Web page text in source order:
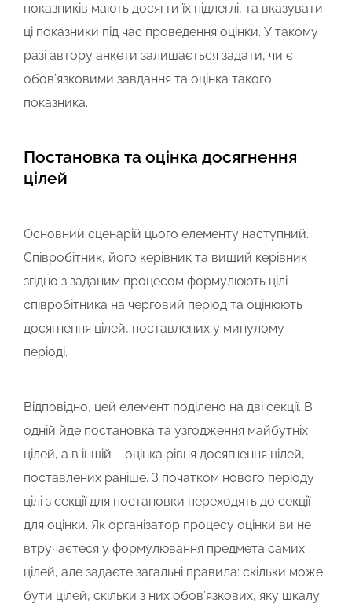
показників мають досягти їх підлеглі, та вказувати
ці показники під час проведення оцінки. У такому
разі автору анкети залишається задати, чи є
обов’язковими завдання та оцінка такого
показника.
Постановка та оцінка досягнення
цілей
Основний сценарій цього елементу наступний.
Співробітник, його керівник та вищий керівник
згідно з заданим процесом формулюють цілі
співробітника на черговий період та оцінюють
досягнення цілей, поставлених у минулому
періоді.
Відповідно, цей елемент поділено на дві секції. В
одній йде постановка та узгодження майбутніх
цілей, а в іншій – оцінка рівня досягнення цілей,
поставлених раніше. З початком нового періоду
цілі з секції для постановки переходять до секції
для оцінки. Як організатор процесу оцінки ви не
втручаєтеся у формулювання предмета самих
цілей, але задаєте загальні правила: скільки може
бути цілей, скільки з них обов’язкових, яку шкалу